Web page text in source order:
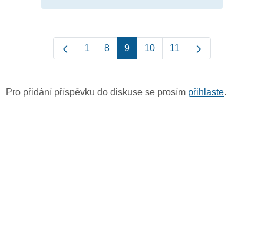
1 8 9 10 11
Pro přidání příspěvku do diskuse se prosím přihlaste.